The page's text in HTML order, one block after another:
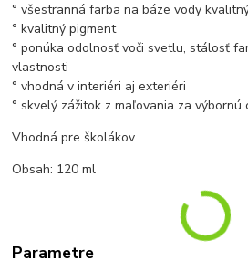
° všestranná farba na báze vody
° kvalitný pigment
° ponúka odolnosť voči svetlu, stálosť
vlastnosti
° vhodná v interiéri aj exteriéri
° skvelý zážitok z maľovania za výbornú
Vhodná pre školákov.
Obsah: 120 ml
Parametre